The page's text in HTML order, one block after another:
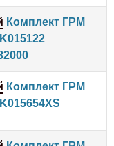
Комплект ГРМ
Комплект ГРМ